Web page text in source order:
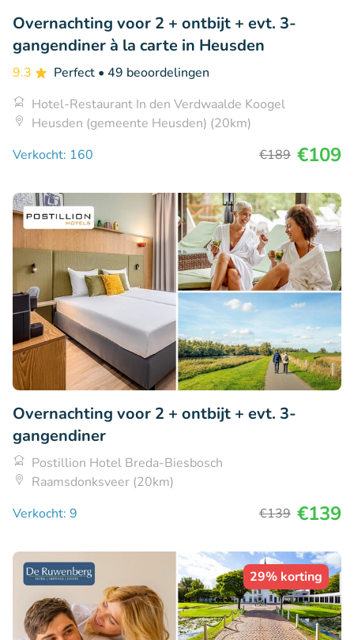
Overnachting voor 2 + ontbijt + evt. 3-
gangendiner à la carte in Heusden
9.3 Perfect • 49 beoordelingen
Hotel-Restaurant In den Verdwaalde Koogel
Heusden (gemeente Heusden) (20km)
Verkocht: 160
€189 €109
Overnachting voor 2 + ontbijt + evt. 3-
gangendiner
Postillion Hotel Breda-Biesbosch
Raamsdonksveer (20km)
Verkocht: 9
€139 €139
29% korting